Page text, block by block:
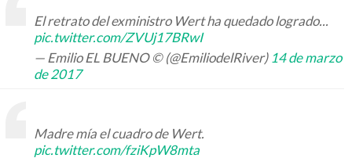
El retrato del exministro Wert ha quedado logrado...
pic.twitter.com/ZVUj17BRwI
— Emilio EL BUENO © (@EmiliodelRiver) 14 de marzo
de 2017
Madre mía el cuadro de Wert.
pic.twitter.com/fziKpW8mta